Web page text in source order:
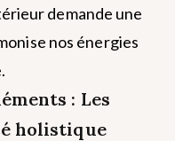
demande une
nos énergies
: Les
holistique